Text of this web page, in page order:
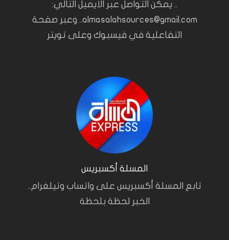
.. يمكن التواصل عبر الايميل التالي:
almasalahsources@gmail.com.. وعبر صفحة
التفاعلية في فيسبوك وعلى تويتر
المسلة أكسبريس
تابع المسلة أكسبريس على واتساب وتيلغرام..
الخبر لحظة بلحظة